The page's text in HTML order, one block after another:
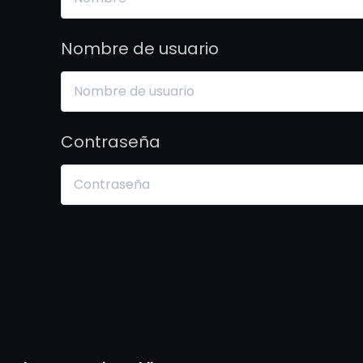
Nombre de usuario
Contraseña